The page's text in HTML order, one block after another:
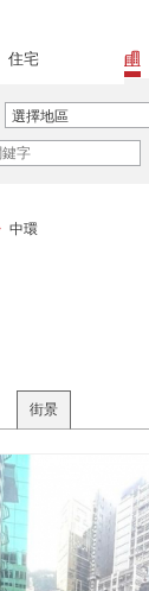
住宅
選擇地區
中環
街景